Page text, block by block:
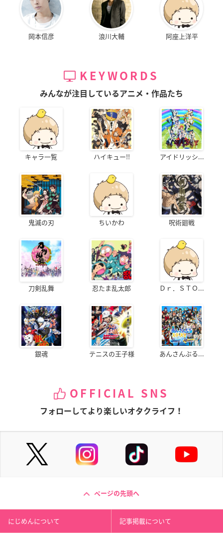
岡本信彦 浪川大輔 阿座上洋平
KEYWORDS
みんなが注目しているアニメ・作品たち
キャラ一覧 ハイキュー!! アイドリッシ...
鬼滅の刃 ちいかわ 呪術廻戦
刀剣乱舞 忍たま乱太郎 Ｄｒ．ＳＴＯ...
銀魂 テニスの王子様 あんさんぶる...
OFFICIAL SNS
フォローしてより楽しいオタクライフ！
ページの先頭へ
にじめんについて 記事掲載について